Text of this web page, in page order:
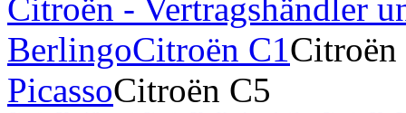
Citroën - Vertragshändler
BerlingoCitroën C1Citroën
PicassoCitroën C5